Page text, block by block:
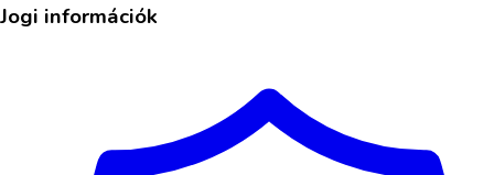
Jogi információk